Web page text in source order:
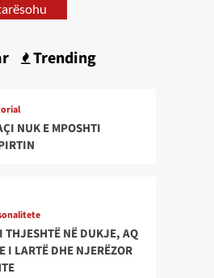
Trending
NUK E MPOSHTI
THJESHTË NË DUKJE, AQ
I LARTË DHE NJERËZOR